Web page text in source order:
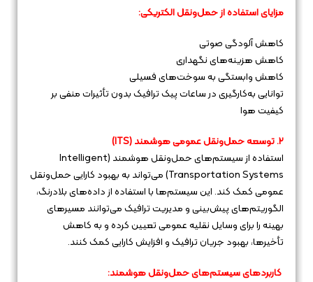
مزایای استفاده از حمل‌ونقل الکتریکی:
کاهش آلودگی صوتی
کاهش هزینه‌های نگهداری
کاهش وابستگی به سوخت‌های فسیلی
توانایی به‌کارگیری در ساعات پیک ترافیک بدون تأثیرات منفی بر
کیفیت هوا
۲. توسعه حمل‌ونقل عمومی هوشمند (ITS)
استفاده از سیستم‌های حمل‌ونقل هوشمند (Intelligent
Transportation Systems) می‌تواند به بهبود کارایی حمل‌ونقل
عمومی کمک کند. این سیستم‌ها با استفاده از داده‌های بلادرنگ،
الگوریتم‌های پیش‌بینی و مدیریت ترافیک می‌توانند مسیرهای
بهینه را برای وسایل نقلیه عمومی تعیین کرده و به کاهش
تأخیرها، بهبود جریان ترافیک و افزایش کارایی کمک کنند.
کاربردهای سیستم‌های حمل‌ونقل هوشمند: